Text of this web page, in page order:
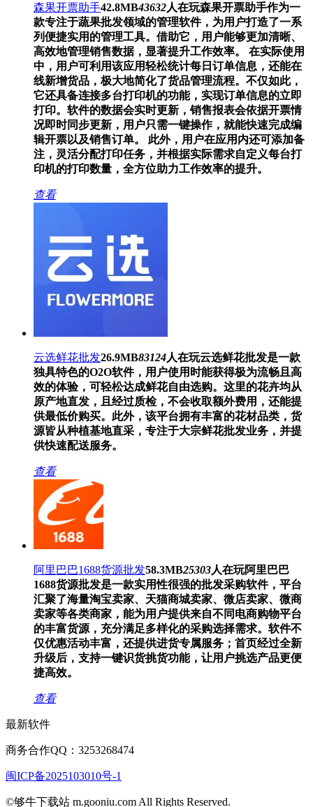
森果开票助手42.8MB43632人在玩森果开票助手作为一
款专注于蔬果批发领域的管理软件，为用户打造了一系
列便捷实用的管理工具。借助它，用户能够更加清晰、
高效地管理销售数据，显著提升工作效率。 在实际使用
中，用户可利用该应用轻松统计每日订单信息，还能在
线新增货品，极大地简化了货品管理流程。不仅如此，
它还具备连接多台打印机的功能，实现订单信息的立即
打印。软件的数据会实时更新，销售报表会依据开票情
况即时同步更新，用户只需一键操作，就能快速完成编
辑开票以及销售订单。 此外，用户在应用内还可添加备
注，灵活分配打印任务，并根据实际需求自定义每台打
印机的打印数量，全方位助力工作效率的提升。
查看
云选鲜花批发26.9MB83124人在玩云选鲜花批发是一款
独具特色的O2O软件，用户使用时能获得极为流畅且高
效的体验，可轻松达成鲜花自由选购。这里的花卉均从
原产地直发，且经过质检，不会收取额外费用，还能提
供最低价购买。此外，该平台拥有丰富的花材品类，货
源皆从种植基地直采，专注于大宗鲜花批发业务，并提
供快速配送服务。
查看
阿里巴巴1688货源批发58.3MB25303人在玩阿里巴巴
1688货源批发是一款实用性很强的批发采购软件，平台
汇聚了海量淘宝卖家、天猫商城卖家、微店卖家、微商
卖家等各类商家，能为用户提供来自不同电商购物平台
的丰富货源，充分满足多样化的采购选择需求。软件不
仅优惠活动丰富，还提供进货专属服务；首页经过全新
升级后，支持一键识货挑货功能，让用户挑选产品更便
捷高效。
查看
最新软件
商务合作QQ：3253268474
闽ICP备2025103010号-1
©够牛下载站 m.gooniu.com All Rights Reserved.